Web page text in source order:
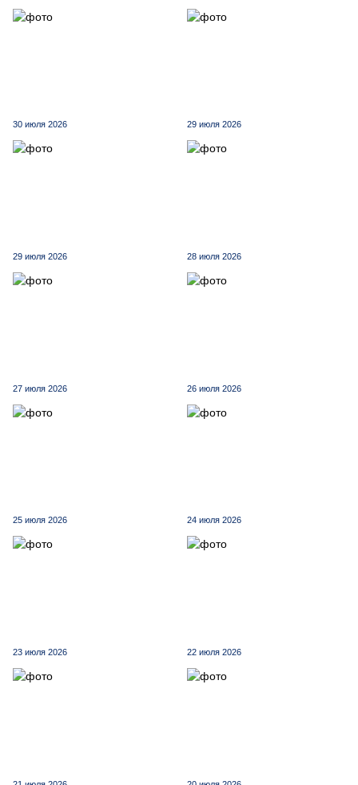
30 июля 2026 29 июля 2026
29 июля 2026 28 июля 2026
27 июля 2026 26 июля 2026
25 июля 2026 24 июля 2026
23 июля 2026 22 июля 2026